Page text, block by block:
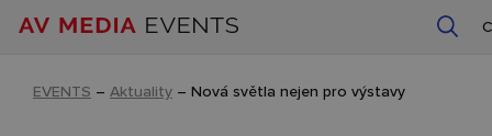
EVENTS – Aktuality – Nová světla nejen pro výstavy